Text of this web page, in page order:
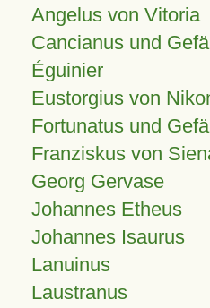
Angelus von Vitoria
Cancianus und
Éguinier
Eustorgius von
Fortunatus und
Franziskus von
Georg Gervase
Johannes Etheus
Johannes Isaurus
Lanuinus
Laustranus